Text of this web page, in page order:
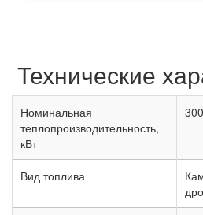
Технические
Номинальная
теплопроизводительность,
кВт
Вид топлива